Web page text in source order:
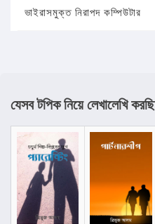
ভাইরাসমুক্ত নিরাপদ কম্পিউটার
যেসব টপিক নিয়ে লেখালেখি করছি